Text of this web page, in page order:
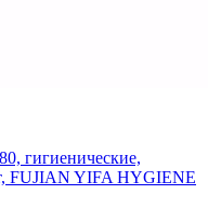
гигиенические,
FUJIAN YIFA HYGIENE